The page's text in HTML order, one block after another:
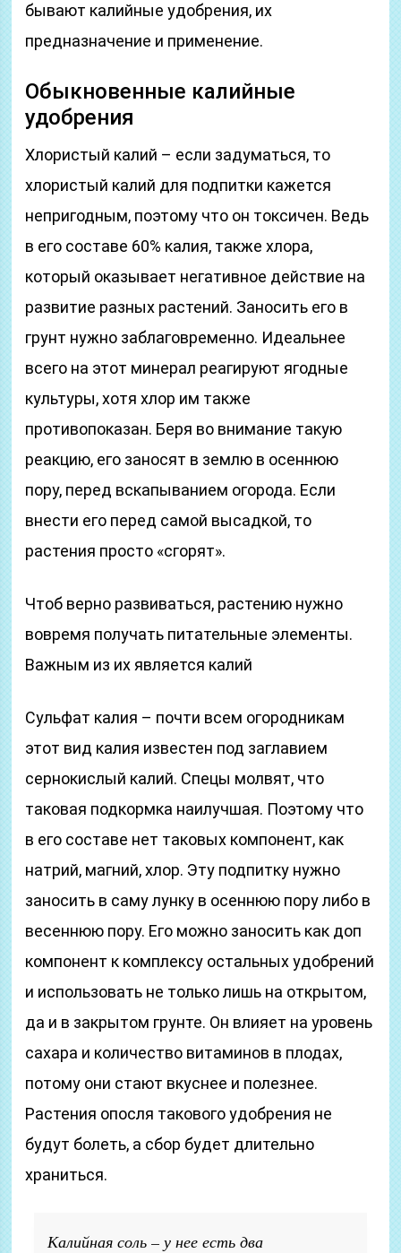
бывают калийные удобрения, их
предназначение и применение.
Обыкновенные калийные
удобрения
Хлористый калий – если задуматься, то
хлористый калий для подпитки кажется
непригодным, поэтому что он токсичен. Ведь
в его составе 60% калия, также хлора,
который оказывает негативное действие на
развитие разных растений. Заносить его в
грунт нужно заблаговременно. Идеальнее
всего на этот минерал реагируют ягодные
культуры, хотя хлор им также
противопоказан. Беря во внимание такую
реакцию, его заносят в землю в осеннюю
пору, перед вскапыванием огорода. Если
внести его перед самой высадкой, то
растения просто «сгорят».
Чтоб верно развиваться, растению нужно
вовремя получать питательные элементы.
Важным из их является калий
Сульфат калия – почти всем огородникам
этот вид калия известен под заглавием
сернокислый калий. Спецы молвят, что
таковая подкормка наилучшая. Поэтому что
в его составе нет таковых компонент, как
натрий, магний, хлор. Эту подпитку нужно
заносить в саму лунку в осеннюю пору либо в
весеннюю пору. Его можно заносить как доп
компонент к комплексу остальных удобрений
и использовать не только лишь на открытом,
да и в закрытом грунте. Он влияет на уровень
сахара и количество витаминов в плодах,
потому они стают вкуснее и полезнее.
Растения опосля такового удобрения не
будут болеть, а сбор будет длительно
храниться.
Калийная соль – у нее есть два